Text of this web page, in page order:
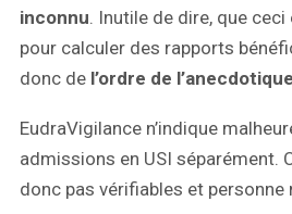
inconnu. Inutile de dire, que
pour calculer des rapports
donc de l’ordre de l’anecdotique
EudraVigilance n’indique
admissions en USI séparément.
donc pas vérifiables et personne